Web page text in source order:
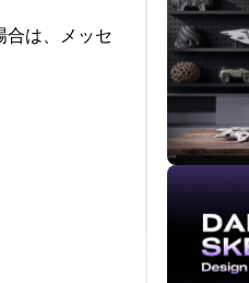
合は、メッセ